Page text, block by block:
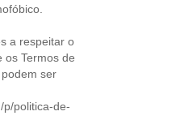
a respeitar o
os Termos de
ser
p/politica-de-